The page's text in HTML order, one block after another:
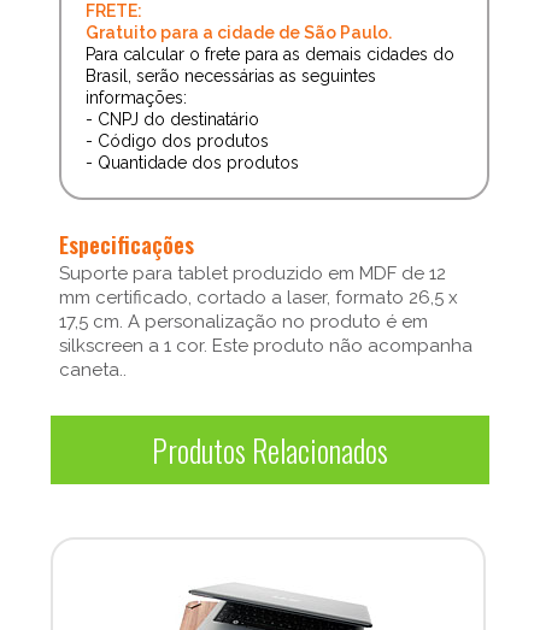
FRETE:
Gratuito para a cidade de São Paulo.
Para calcular o frete para as demais cidades do
Brasil, serão necessárias as seguintes
informações:
- CNPJ do destinatário
- Código dos produtos
- Quantidade dos produtos
Especificações
Suporte para tablet produzido em MDF de 12
mm certificado, cortado a laser, formato 26,5 x
17,5 cm. A personalização no produto é em
silkscreen a 1 cor. Este produto não acompanha
caneta..
Produtos Relacionados